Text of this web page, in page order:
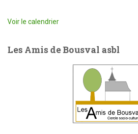
Voir le calendrier
Les Amis de Bousval asbl